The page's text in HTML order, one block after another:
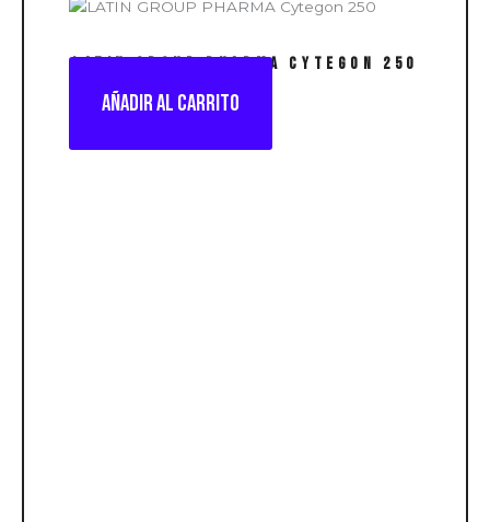
LATIN GROUP PHARMA Cytegon 250
Añadir al carrito